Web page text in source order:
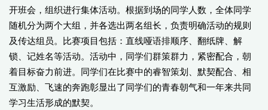
开班会，组织进行集体活动。根据到场的同学人数，全体同学
随机分为两个大组，并各选出两名组长，负责明确活动的规则
及传达组员。比赛项目包括：直线哑语排顺序、翻纸牌、解
锁、记姓名等活动。活动中，同学们群策群力，紧密配合，朝
着目标奋力前进。同学们在比赛中的睿智策划、默契配合、相
互激励、飞速的奔跑彰显出了同学们的青春朝气和一年来共同
学习生活形成的默契。